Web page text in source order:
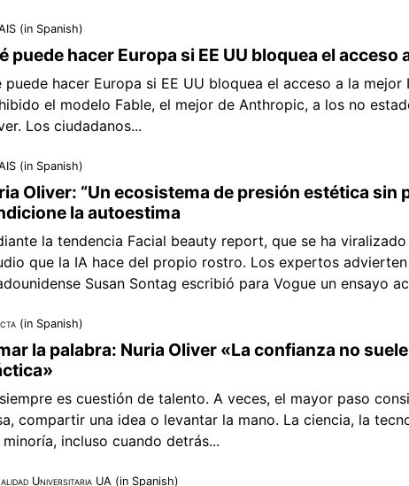
(in Spanish)
puede hacer Europa si EE UU bloquea el
puede hacer Europa si EE UU bloquea el acceso a la
el modelo Fable, el mejor de Anthropic, a los no
Los ciudadanos...
(in Spanish)
Oliver: “Un ecosistema de presión estética sin
la autoestima
la tendencia Facial beauty report, que se ha
que la IA hace del propio rostro. Los expertos
Susan Sontag escribió para Vogue un ensayo
(in Spanish)
la palabra: Nuria Oliver «La confianza no
es cuestión de talento. A veces, el mayor paso
compartir una idea o levantar la mano. La ciencia, la
minoría, incluso cuando detrás...
Universitaria UA (in Spanish)